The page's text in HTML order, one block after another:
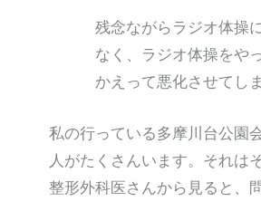
残念ながらラジオ体操に
なく、ラジオ体操をやっ
かえって悪化させてしま
私の行っている多摩川台公園
人がたくさんいます。それは
整形外科医さんから見ると、